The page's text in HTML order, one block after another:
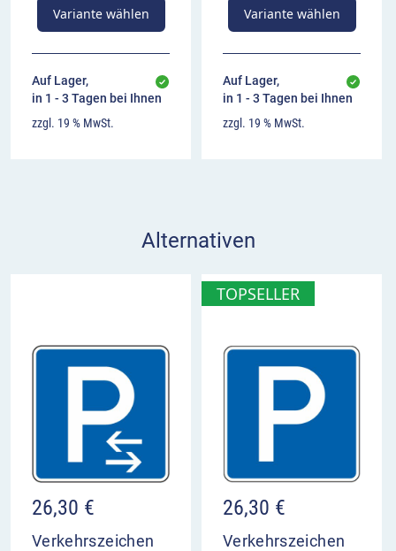
Variante wählen
Auf Lager,
in 1 - 3 Tagen bei Ihnen
zzgl. 19 % MwSt.
Variante wählen
Auf Lager,
in 1 - 3 Tagen bei Ihnen
zzgl. 19 % MwSt.
Alternativen
26,30 €
Verkehrszeichen
TOPSELLER
26,30 €
Verkehrszeichen